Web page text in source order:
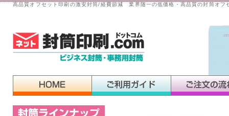
高品質オフセット印刷の激安封筒/経費節減 業界随一の低価格・高品質の封筒オフ